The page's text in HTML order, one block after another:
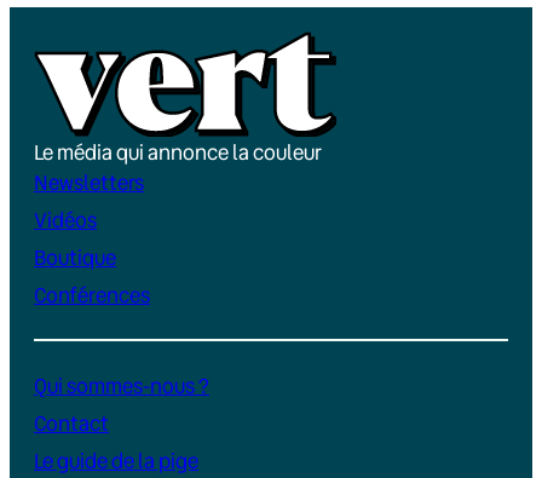
Le média qui annonce la couleur
Newsletters
Vidéos
Boutique
Conférences
Qui sommes-nous ?
Contact
Le guide de la pige